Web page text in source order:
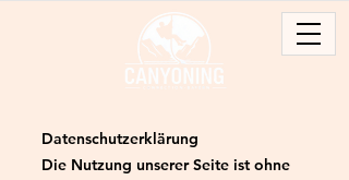
Datenschutzerklärung
Die Nutzung unserer Seite ist ohne